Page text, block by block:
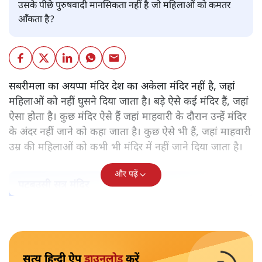
उसके पीछे पुरुषवादी मानसिकता नहीं है जो महिलाओं को कमतर
आँकता है?
सबरीमला का अयप्पा मंदिर देश का अकेला मंदिर नहीं है, जहां
महिलाओं को नहीं घुसने दिया जाता है। बड़े ऐसे कई मंदिर हैं, जहां
ऐसा होता है। कुछ मंदिर ऐसे हैं जहां माहवारी के दौरान उन्हें मंदिर
के अंदर नहीं जाने को कहा जाता है। कुछ ऐसे भी हैं, जहां माहवारी
उम्र की महिलाओं को कभी भी मंदिर में नहीं जाने दिया जाता है।
और पढ़ें